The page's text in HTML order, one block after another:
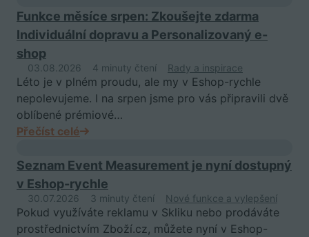
Funkce měsíce srpen: Zkoušejte zdarma
Individuální dopravu a Personalizovaný e-
shop
03.08.2026 4 minuty čtení Rady a inspirace
Léto je v plném proudu, ale my v Eshop-rychle
nepolevujeme. I na srpen jsme pro vás připravili dvě
oblíbené prémiové…
Přečíst celé
Seznam Event Measurement je nyní dostupný
v Eshop-rychle
30.07.2026 3 minuty čtení Nové funkce a vylepšení
Pokud využíváte reklamu v Skliku nebo prodáváte
prostřednictvím Zboží.cz, můžete nyní v Eshop-